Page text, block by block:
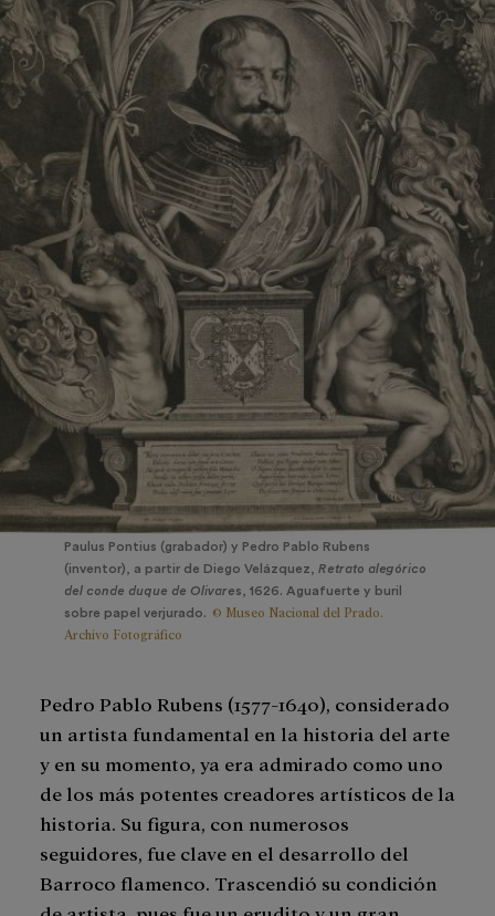
Paulus Pontius (grabador) y Pedro Pablo Rubens
(inventor), a partir de Diego Velázquez, Retrato alegórico
del conde duque de Olivares, 1626. Aguafuerte y buril
sobre papel verjurado. © Museo Nacional del Prado.
Archivo Fotográfico
Pedro Pablo Rubens (1577-1640), considerado
un artista fundamental en la historia del arte
y en su momento, ya era admirado como uno
de los más potentes creadores artísticos de la
historia. Su figura, con numerosos
seguidores, fue clave en el desarrollo del
Barroco flamenco. Trascendió su condición